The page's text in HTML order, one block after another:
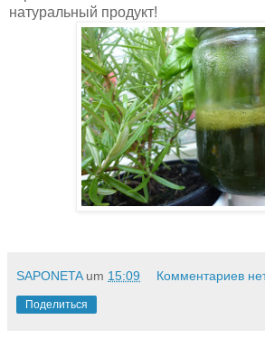
натуральный продукт!
SAPONETA um 15:09 Комментариев
Поделиться